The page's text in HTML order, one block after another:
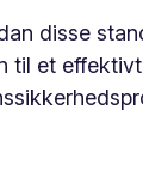
disse
til et